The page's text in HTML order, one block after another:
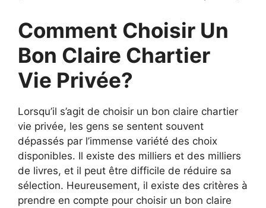
Comment Choisir Un
Bon Claire Chartier
Vie Privée?
Lorsqu’il s’agit de choisir un bon claire chartier
vie privée, les gens se sentent souvent
dépassés par l’immense variété des choix
disponibles. Il existe des milliers et des milliers
de livres, et il peut être difficile de réduire sa
sélection. Heureusement, il existe des critères à
prendre en compte pour choisir un bon claire